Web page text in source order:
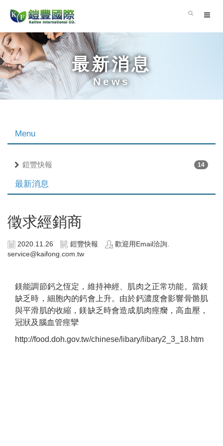
最新消息
News
Menu
鎧豐快報 14
最新消息
徵求經銷商
2020.11.26 鎧豐快報
歡迎用Email洽詢.
service@kaifong.com.tw
鎂能調節鈣之恆定，維持神經、肌肉之正常功能。當鎂
缺乏時，細胞內的鈣會上升。由於鈣濃度會影響骨骼肌
與平滑肌的收縮，鎂缺乏時會造成肌肉痙癵，高血壓，
冠狀及腦血管痙攣
http://food.doh.gov.tw/chinese/libary/libary2_3_18.htm